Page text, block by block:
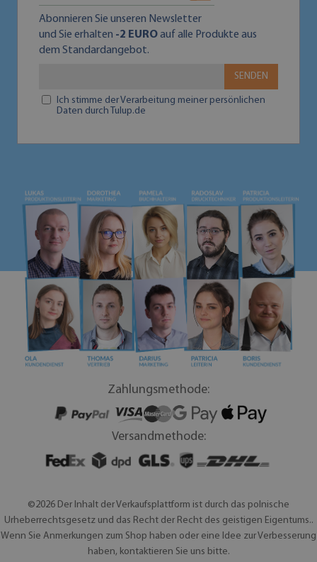
Abonnieren Sie unseren Newsletter
und Sie erhalten -2 EUROauf alle Produkte aus
dem Standardangebot.
SENDEN
Ich stimme der Verarbeitung meiner persönlichen
Daten durch Tulup.de
Zahlungsmethode:
Versandmethode:
©2026 Der Inhalt der Verkaufsplattform ist durch das polnische
Urheberrechtsgesetz und das Recht der Recht des geistigen Eigentums..
Wenn Sie Anmerkungen zum Shop haben oder eine Idee zur Verbesserung
haben, kontaktieren Sie uns bitte.